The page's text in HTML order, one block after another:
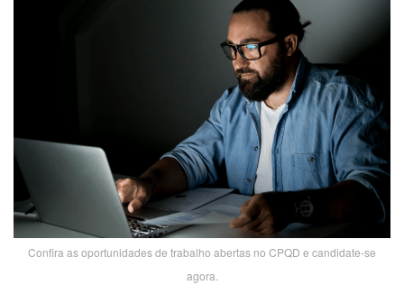
Confira as oportunidades de trabalho abertas no CPQD e candidate-se
agora.